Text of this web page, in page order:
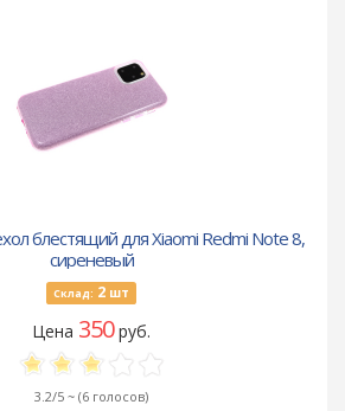
блестящий для Xiaomi Redmi Note 8,
сиреневый
Склад: 2 шт
Цена 350руб.
3.2/5 ~ (6 голосов)